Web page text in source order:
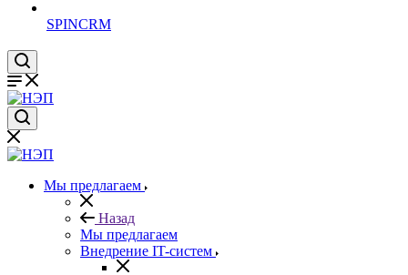
SPINCRM
Мы предлагаем
Назад
Мы предлагаем
Внедрение IT-систем